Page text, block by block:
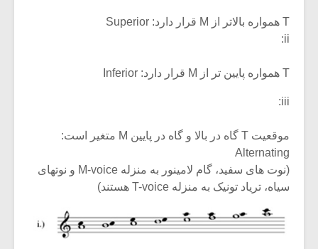
T همواره بالاتر از M قرار دارد: Superior
ii:
T همواره پایین تر از M قرار دارد: Inferior
iii:
موقعیت T گاه در بالا و گاه در پایین M متغیر است:
Alternating
(نوت های سفید، گام لامینور به منزله M-voice و نوتهای
سیاه، تریاد تونیک به منزله T-voice هستند)